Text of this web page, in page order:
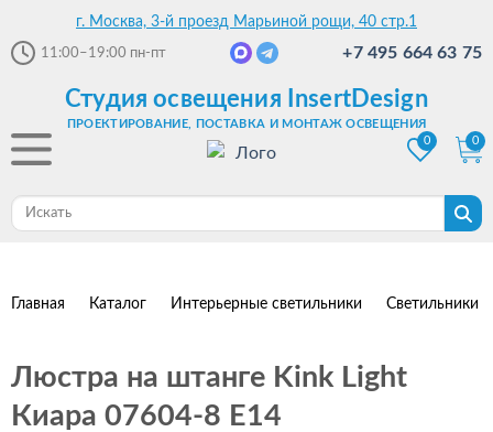
г. Москва, 3-й проезд Марьиной рощи, 40 стр.1
11:00–19:00 пн-пт +7 495 664 63 75
Студия освещения InsertDesign
ПРОЕКТИРОВАНИЕ, ПОСТАВКА И МОНТАЖ ОСВЕЩЕНИЯ
0
0
Главная Каталог Интерьерные светильники Светильники
Люстра на штанге Kink Light
Киара 07604-8 E14